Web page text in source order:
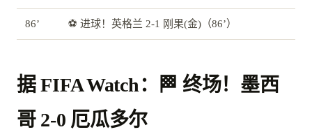
86’ ⚽ 进球！英格兰 2-1 刚果(金)（86’）
据 FIFA Watch：🏁 终场！墨西
哥 2-0 厄瓜多尔